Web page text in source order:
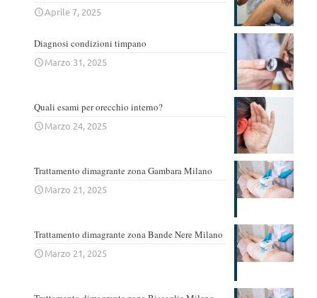
Aprile 7, 2025
Diagnosi condizioni timpano
Marzo 31, 2025
Quali esami per orecchio interno?
Marzo 24, 2025
Trattamento dimagrante zona Gambara Milano
Marzo 21, 2025
Trattamento dimagrante zona Bande Nere Milano
Marzo 21, 2025